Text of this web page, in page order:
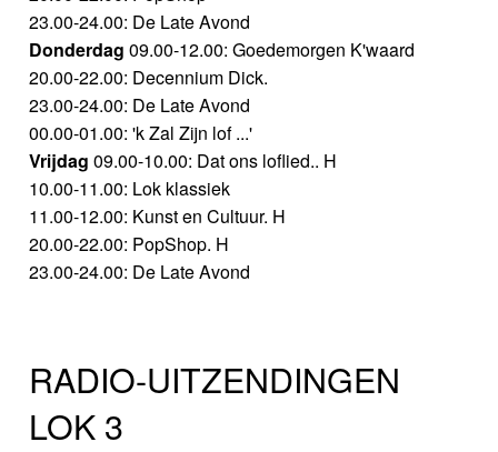
23.00-24.00: De Late Avond
Donderdag 09.00-12.00: Goedemorgen K'waard
20.00-22.00: Decennium Dick.
23.00-24.00: De Late Avond
00.00-01.00: 'k Zal Zijn lof ...'
Vrijdag 09.00-10.00: Dat ons loflied.. H
10.00-11.00: Lok klassiek
11.00-12.00: Kunst en Cultuur. H
20.00-22.00: PopShop. H
23.00-24.00: De Late Avond
RADIO-UITZENDINGEN
LOK 3